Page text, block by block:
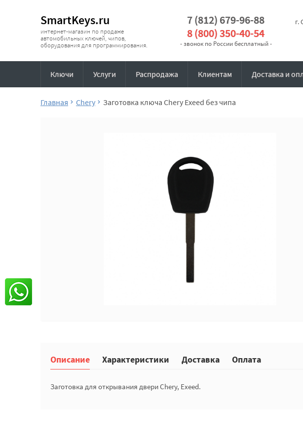
SmartKeys.ru
интернет-магазин по продаже
автомобильных ключей, чипов,
оборудования для программирования.
7 (812) 679-96-88
8 (800) 350-40-54
- звонок по России бесплатный -
г.
Ключи Услуги Распродажа Клиентам Доставка и
Главная Chery Заготовка ключа Chery Exeed без чипа
Описание Характеристики Доставка Оплата
Заготовка для открывания двери Chery, Exeed.